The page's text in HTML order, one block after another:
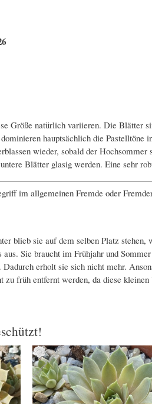
Größe natürlich variieren. Die
hauptsächlich die
wieder, sobald der
Blätter glasig werden. Eine sehr
im allgemeinen Fremde oder
blieb sie auf dem selben Platz
Sie braucht im Frühjahr und
erholt sie sich nicht mehr.
früh entfernt werden, da diese